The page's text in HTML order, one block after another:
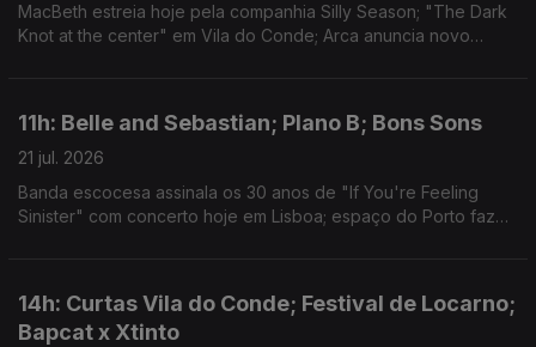
MacBeth estreia hoje pela companhia Silly Season; "The Dark
Knot at the center" em Vila do Conde; Arca anuncia novo
11h: Belle and Sebastian; Plano B; Bons Sons
21 jul. 2026
Banda escocesa assinala os 30 anos de "If You're Feeling
Sinister" com concerto hoje em Lisboa; espaço do Porto faz
14h: Curtas Vila do Conde; Festival de Locarno;
Bapcat x Xtinto